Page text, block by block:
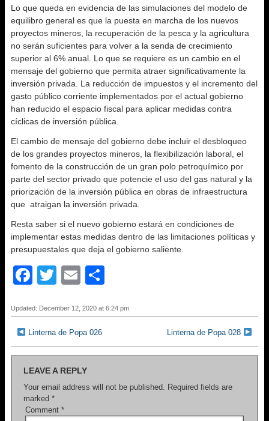
Lo que queda en evidencia de las simulaciones del modelo de
equilibro general es que la puesta en marcha de los nuevos
proyectos mineros, la recuperación de la pesca y la agricultura
no serán suficientes para volver a la senda de crecimiento
superior al 6% anual. Lo que se requiere es un cambio en el
mensaje del gobierno que permita atraer significativamente la
inversión privada. La reducción de impuestos y el incremento del
gasto público corriente implementados por el actual gobierno
han reducido el espacio fiscal para aplicar medidas contra
cíclicas de inversión pública.
El cambio de mensaje del gobierno debe incluir el desbloqueo
de los grandes proyectos mineros, la flexibilización laboral, el
fomento de la construcción de un gran polo petroquímico por
parte del sector privado que potencie el uso del gas natural y la
priorización de la inversión pública en obras de infraestructura
que atraigan la inversión privada.
Resta saber si el nuevo gobierno estará en condiciones de
implementar estas medidas dentro de las limitaciones políticas y
presupuestales que deja el gobierno saliente.
F
c
e
b
o
o
k
T
tt
er
E
ail ar
Updated: December 12, 2020 at 6:24 pm
Linterna de Popa 026 Linterna de Popa 028
LEAVE A REPLY
Your email address will not be published.
Required fields are
marked *
Comment *